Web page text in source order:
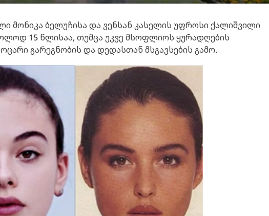
მონიკა ბელუჩისა და ვენსან კასელის უფროსი ქალიშვილი
15 წლისაა, თუმცა უკვე მსოფლიოს ყურადღების
გარეგნობის და დედასთან მსგავსების გამო.